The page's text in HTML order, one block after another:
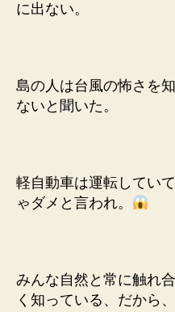
に出ない。
島の人は台風の怖さを
ないと聞いた。
軽自動車は運転してい
ゃダメと言われ。
みんな自然と常に触れ
く知っている、だから